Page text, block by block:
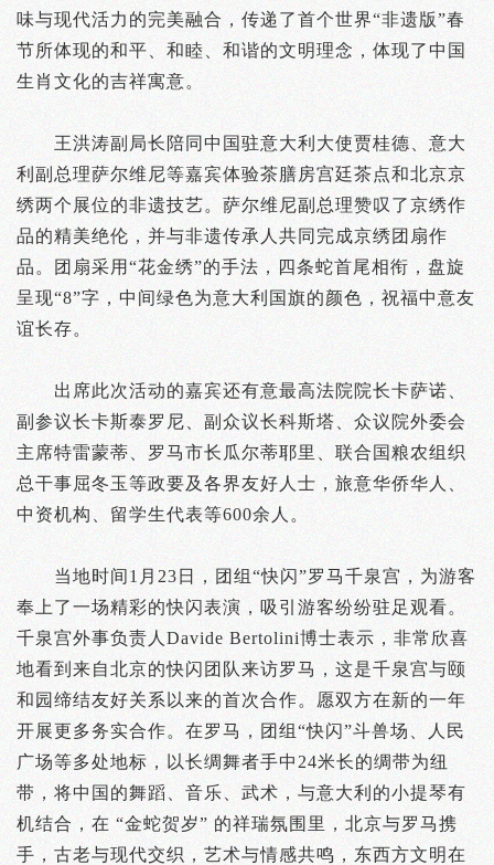
味与现代活力的完美融合，传递了首个世界“非遗版”春
节所体现的和平、和睦、和谐的文明理念，体现了中国
生肖文化的吉祥寓意。
王洪涛副局长陪同中国驻意大利大使贾桂德、意大
利副总理萨尔维尼等嘉宾体验茶膳房宫廷茶点和北京京
绣两个展位的非遗技艺。萨尔维尼副总理赞叹了京绣作
品的精美绝伦，并与非遗传承人共同完成京绣团扇作
品。团扇采用“花金绣”的手法，四条蛇首尾相衔，盘旋
呈现“8”字，中间绿色为意大利国旗的颜色，祝福中意友
谊长存。
出席此次活动的嘉宾还有意最高法院院长卡萨诺、
副参议长卡斯泰罗尼、副众议长科斯塔、众议院外委会
主席特雷蒙蒂、罗马市长瓜尔蒂耶里、联合国粮农组织
总干事屈冬玉等政要及各界友好人士，旅意华侨华人、
中资机构、留学生代表等600余人。
当地时间1月23日，团组“快闪”罗马千泉宫，为游客
奉上了一场精彩的快闪表演，吸引游客纷纷驻足观看。
千泉宫外事负责人Davide Bertolini博士表示，非常欣喜
地看到来自北京的快闪团队来访罗马，这是千泉宫与颐
和园缔结友好关系以来的首次合作。愿双方在新的一年
开展更多务实合作。在罗马，团组“快闪”斗兽场、人民
广场等多处地标，以长绸舞者手中24米长的绸带为纽
带，将中国的舞蹈、音乐、武术，与意大利的小提琴有
机结合，在 “金蛇贺岁” 的祥瑞氛围里，北京与罗马携
手，古老与现代交织，艺术与情感共鸣，东西方文明在